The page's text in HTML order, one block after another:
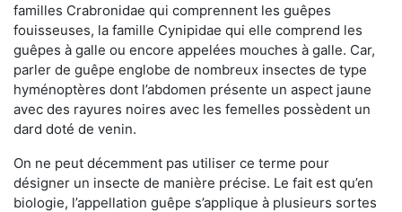
familles Crabronidae qui comprennent les guêpes
fouisseuses, la famille Cynipidae qui elle comprend les
guêpes à galle ou encore appelées mouches à galle. Car,
parler de guêpe englobe de nombreux insectes de type
hyménoptères dont l’abdomen présente un aspect jaune
avec des rayures noires avec les femelles possèdent un
dard doté de venin.
On ne peut décemment pas utiliser ce terme pour
désigner un insecte de manière précise. Le fait est qu’en
biologie, l’appellation guêpe s’applique à plusieurs sortes